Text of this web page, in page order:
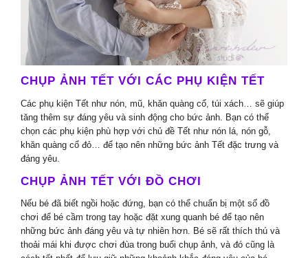
CHỤP ẢNH TẾT VỚI CÁC PHỤ KIỆN TẾT
Các phụ kiện Tết như nón, mũ, khăn quàng cổ, túi xách… sẽ giúp
tăng thêm sự đáng yêu và sinh động cho bức ảnh. Bạn có thể
chọn các phụ kiện phù hợp với chủ đề Tết như nón lá, nón gỗ,
khăn quàng cổ đỏ… để tạo nên những bức ảnh Tết đặc trưng và
đáng yêu.
CHỤP ẢNH TẾT VỚI ĐỒ CHƠI
Nếu bé đã biết ngồi hoặc đứng, bạn có thể chuẩn bị một số đồ
chơi để bé cầm trong tay hoặc đặt xung quanh bé để tạo nên
những bức ảnh đáng yêu và tự nhiên hơn. Bé sẽ rất thích thú và
thoải mái khi được chơi đùa trong buổi chụp ảnh, và đó cũng là